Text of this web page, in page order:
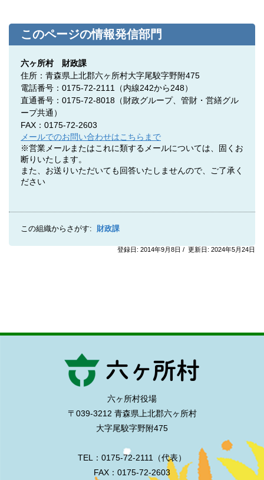
このページの情報発信部門
六ヶ所村 財政課
住所：青森県上北郡六ヶ所村大字尾駮字野附475
電話番号：0175-72-2111（内線242から248）
直通番号：0175-72-8018（財政グループ、管財・営繕グル
ープ共通）
FAX：0175-72-2603
メールでのお問い合わせはこちらまで
※営業メールまたはこれに類するメールについては、固くお
断りいたします。
また、お送りいただいても回答いたしませんので、ご了承く
ださい
この組織からさがす: 財政課
登録日: 2014年9月8日 / 更新日: 2024年5月24日
六ヶ所村役場
〒039-3212 青森県上北郡六ヶ所村
大字尾駮字野附475
TEL：0175-72-2111（代表）
FAX：0175-72-2603